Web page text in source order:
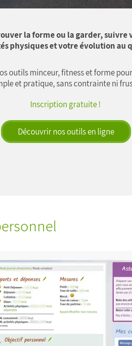
la forme ou la garder,
physiques et votre évolution au
outils minceur, fitness et forme
et pratique, sans contrainte ni
Inscription gratuite !
Découvrir nos outils en ligne